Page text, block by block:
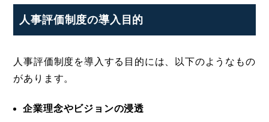
人事評価制度の導入目的
人事評価制度を導入する目的には、以下のようなもの
があります。
企業理念やビジョンの浸透